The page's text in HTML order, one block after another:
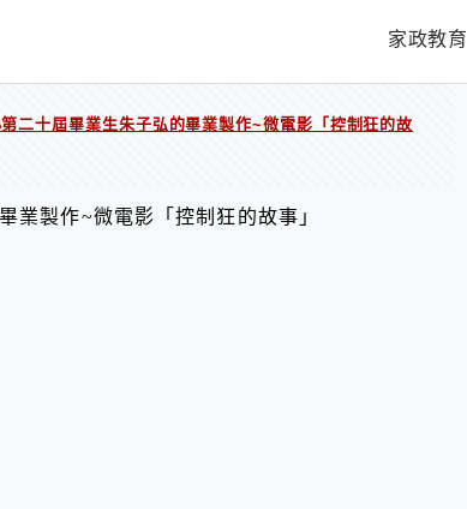
家政教育
二十屆畢業生朱子弘的畢業製作~微電影「控制狂的故
業製作~微電影「控制狂的故事」